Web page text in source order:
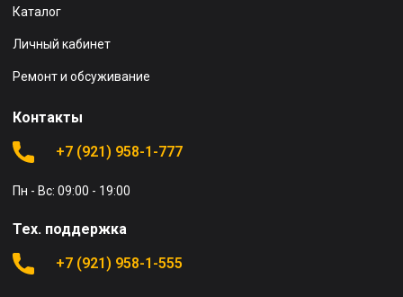
Каталог
Личный кабинет
Ремонт и обсуживание
Контакты
+7 (921) 958-1-777
Пн - Вс: 09:00 - 19:00
Тех. поддержка
+7 (921) 958-1-555